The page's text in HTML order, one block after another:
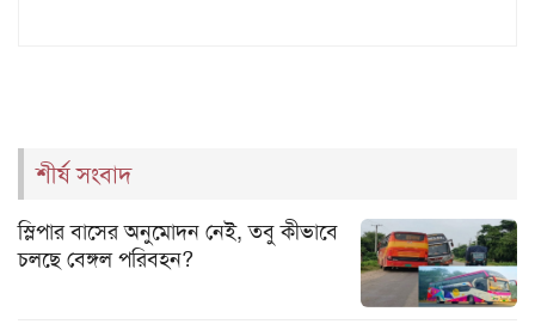
শীর্ষ সংবাদ
স্লিপার বাসের অনুমোদন নেই, তবু কীভাবে
চলছে বেঙ্গল পরিবহন?